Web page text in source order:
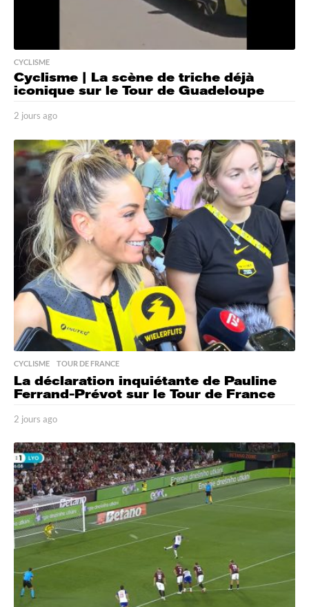
CYCLISME
Cyclisme | La scène de triche déjà
iconique sur le Tour de Guadeloupe
2 jours ago
o
u
r
s
a
g
o
CYCLISME ,TOUR DE FRANCE
La déclaration inquiétante de Pauline
Ferrand-Prévot sur le Tour de France
2 jours ago
o
u
r
s
a
g
o